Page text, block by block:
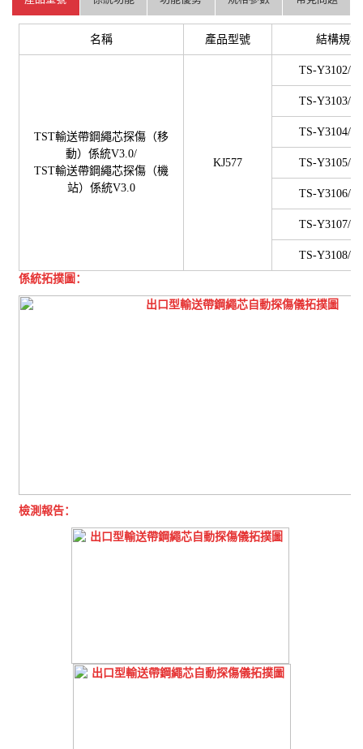
名稱 產品型號 結構規格
TST輸送帶鋼繩芯探傷（移
動）係統V3.0/
TST輸送帶鋼繩芯探傷（機
站）係統V3.0
KJ577
TS-Y3102/
TS-Y3103/
TS-Y3104/
TS-Y3105/
TS-Y3106/
TS-Y3107/
TS-Y3108/
係統拓撲圖：
檢測報告：